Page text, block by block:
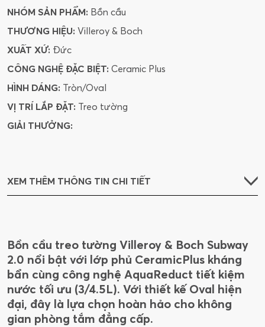
NHÓM SẢN PHẨM: Bồn cầu
THƯƠNG HIỆU: Villeroy & Boch
XUẤT XỨ: Đức
CÔNG NGHỆ ĐẶC BIỆT: Ceramic Plus
HÌNH DÁNG: Tròn/Oval
VỊ TRÍ LẮP ĐẶT: Treo tường
GIẢI THƯỞNG:
XEM THÊM THÔNG TIN CHI TIẾT
Bồn cầu treo tường Villeroy & Boch Subway
2.0 nổi bật với lớp phủ CeramicPlus kháng
bẩn cùng công nghệ AquaReduct tiết kiệm
nước tối ưu (3/4.5L). Với thiết kế Oval hiện
đại, đây là lựa chọn hoàn hảo cho không
gian phòng tắm đẳng cấp.